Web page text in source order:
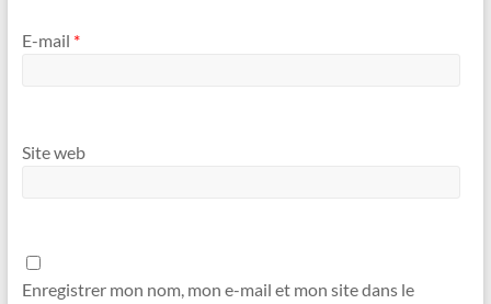
E-mail *
Site web
Enregistrer mon nom, mon e-mail et mon site dans le